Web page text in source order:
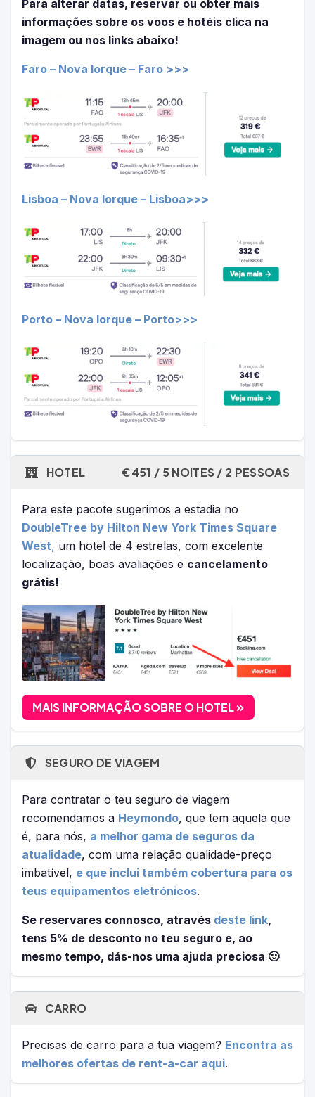
Para alterar datas, reservar ou obter mais
informações sobre os voos e hotéis clica na
imagem ou nos links abaixo!
Faro – Nova Iorque – Faro >>>
Lisboa – Nova Iorque – Lisboa>>>
Porto – Nova Iorque – Porto>>>
HOTEL €451 / 5 NOITES / 2 PESSOAS
Para este pacote sugerimos a estadia no
DoubleTree by Hilton New York Times Square
West, um hotel de 4 estrelas, com excelente
localização, boas avaliações e cancelamento
grátis!
MAIS INFORMAÇÃO SOBRE O HOTEL
SEGURO DE VIAGEM
Para contratar o teu seguro de viagem
recomendamos a Heymondo, que tem aquela que
é, para nós, a melhor gama de seguros da
atualidade, com uma relação qualidade-preço
imbatível, e que inclui também cobertura para os
teus equipamentos eletrónicos.
Se reservares connosco, através deste link,
tens 5% de desconto no teu seguro e, ao
mesmo tempo, dás-nos uma ajuda preciosa 🙂
CARRO
Precisas de carro para a tua viagem? Encontra as
melhores ofertas de rent-a-car aqui.